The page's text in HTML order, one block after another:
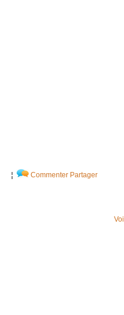
¦ Commenter Partager